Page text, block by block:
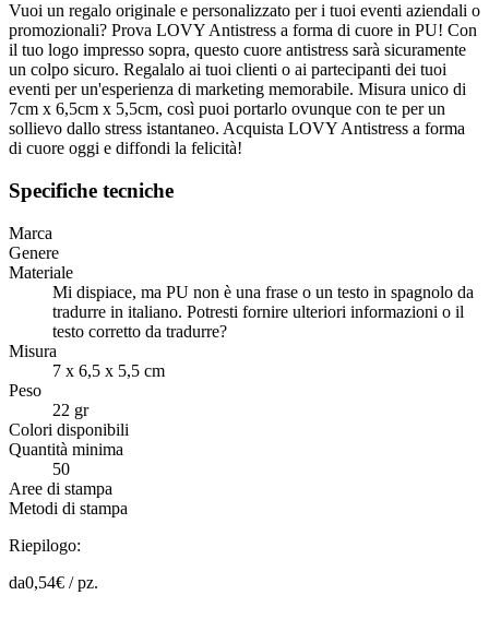
Vuoi un regalo originale e personalizzato per i tuoi eventi aziendali o
promozionali? Prova LOVY Antistress a forma di cuore in PU! Con
il tuo logo impresso sopra, questo cuore antistress sarà sicuramente
un colpo sicuro. Regalalo ai tuoi clienti o ai partecipanti dei tuoi
eventi per un'esperienza di marketing memorabile. Misura unico di
7cm x 6,5cm x 5,5cm, così puoi portarlo ovunque con te per un
sollievo dallo stress istantaneo. Acquista LOVY Antistress a forma
di cuore oggi e diffondi la felicità!
Specifiche tecniche
Marca
Genere
Materiale
Mi dispiace, ma PU non è una frase o un testo in spagnolo da
tradurre in italiano. Potresti fornire ulteriori informazioni o il
testo corretto da tradurre?
Misura
7 x 6,5 x 5,5 cm
Peso
22 gr
Colori disponibili
Quantità minima
50
Aree di stampa
Metodi di stampa
Riepilogo:
da0,54€ /pz.